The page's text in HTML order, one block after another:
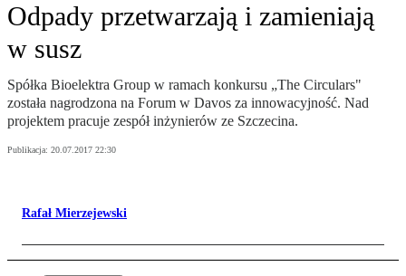
Odpady przetwarzają i zamieniają
w susz
Spółka Bioelektra Group w ramach konkursu „The Circulars"
została nagrodzona na Forum w Davos za innowacyjność. Nad
projektem pracuje zespół inżynierów ze Szczecina.
Publikacja: 20.07.2017 22:30
Rafał Mierzejewski